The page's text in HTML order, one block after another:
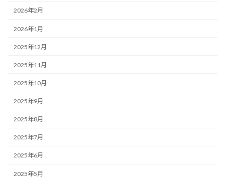
2026年2月
2026年1月
2025年12月
2025年11月
2025年10月
2025年9月
2025年8月
2025年7月
2025年6月
2025年5月